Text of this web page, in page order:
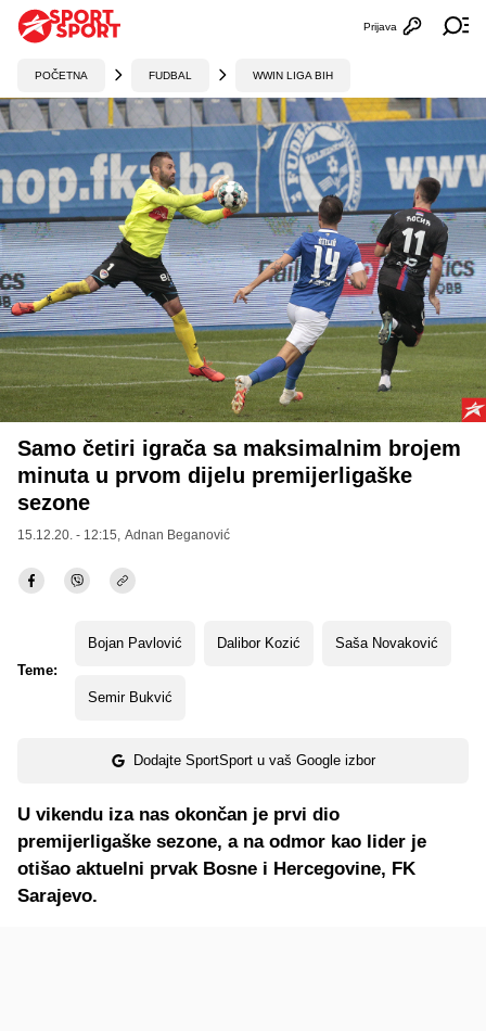
Otvori
Prijava
POČETNA FUDBAL WWIN LIGA BIH
Samo četiri igrača sa maksimalnim brojem
minuta u prvom dijelu premijerligaške
sezone
15.12.20. - 12:15, Adnan Beganović
Teme:
Bojan Pavlović Dalibor Kozić Saša Novaković
Semir Bukvić
Dodajte SportSport u vaš Google izbor
U vikendu iza nas okončan je prvi dio
premijerligaške sezone, a na odmor kao lider je
otišao aktuelni prvak Bosne i Hercegovine, FK
Sarajevo.